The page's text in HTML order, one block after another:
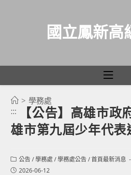
國立鳳新高
> 學務處
:::
【公告】高雄市政
雄市第九屆少年代表
Post
category:
公告 / 學務處 / 學務處公告 / 首頁最新消息
Post2026-06-12